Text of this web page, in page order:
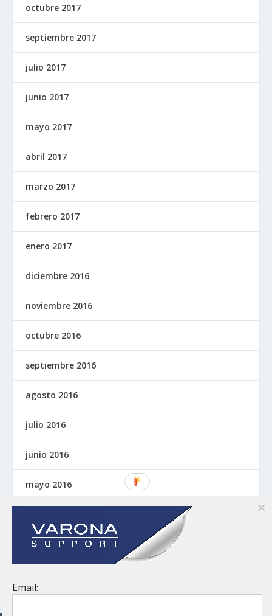
octubre 2017
septiembre 2017
julio 2017
junio 2017
mayo 2017
abril 2017
marzo 2017
febrero 2017
enero 2017
diciembre 2016
noviembre 2016
octubre 2016
septiembre 2016
agosto 2016
julio 2016
junio 2016
mayo 2016
marzo 2016
Email: